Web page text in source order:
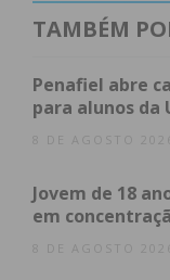
Muitos
sempre
TAMBÉM
Penafiel abre
para alunos da
8 DE AGOSTO 2026
Jovem de 18
em
8 DE AGOSTO 2026